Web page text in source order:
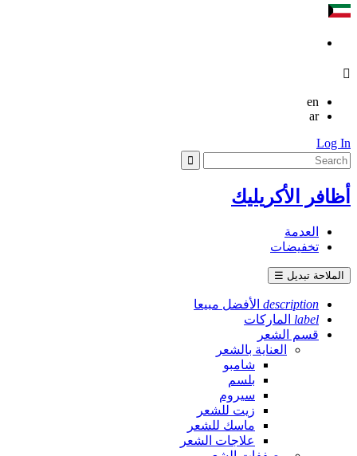

en
ar
Log In
أظافر الأكريليك
العدمة
تخفيضات
الملاحة تبديل
description الأفضل مبيعا
label الماركات
قسم الشعر
العناية بالشعر
شامبو
بلسم
سيروم
زيت للشعر
ماسك للشعر
علاجات الشعر